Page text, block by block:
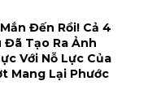
Đến Rồi! Cả 4
Đã Tạo Ra Ảnh
Với Nỗ Lực Của
Mang Lại Phước